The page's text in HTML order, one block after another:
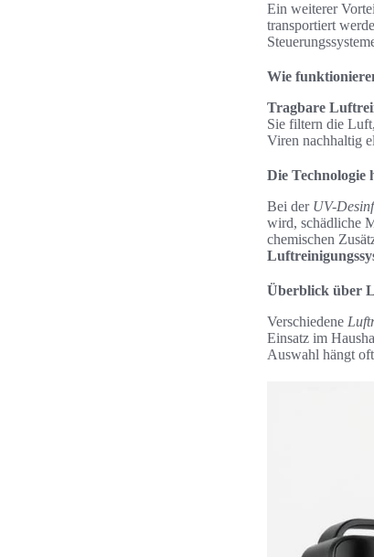
Ein weiterer
transportiert
Wie
Tragbare
Sie filtern die
Viren nachhaltig
Die Technologie
Bei der UV-
wird, schädliche
chemischen
Überblick über
Verschiedene
Einsatz im
Auswahl hängt